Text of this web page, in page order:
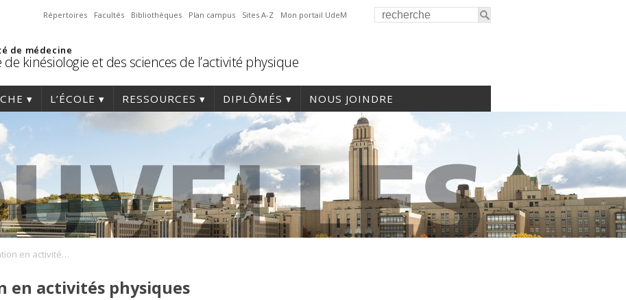
Répertoires Facultés Bibliothèques Plan campus Sites A-Z Mon portail UdeM
de médecine
de kinésiologie et des sciences de l’activité physique
L’ÉCOLE RESSOURCES DIPLÔMÉS NOUS JOINDRE
Guide d’intervention en activités physiques adaptées à l’intention des kinésiologues
en activités physiques